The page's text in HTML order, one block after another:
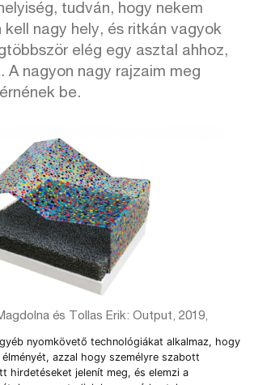
nyomkövető technológiákat alkalmaz, hogy
azzal hogy személyre szabott
hirdetéseket jelenít meg, és elemzi a
tudván, hogy nekem
nagy hely, és ritkán vagyok
elég egy asztal ahhoz,
A nagyon nagy rajzaim meg
be.
és Tollas Erik: Output, 2019,
E.:A PP után keresnünk kellett